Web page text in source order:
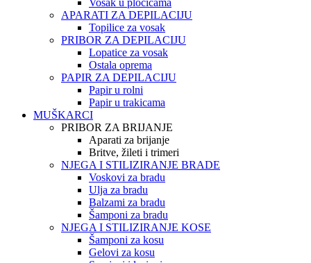
Vosak u pločicama
APARATI ZA DEPILACIJU
Topilice za vosak
PRIBOR ZA DEPILACIJU
Lopatice za vosak
Ostala oprema
PAPIR ZA DEPILACIJU
Papir u rolni
Papir u trakicama
MUŠKARCI
PRIBOR ZA BRIJANJE
Aparati za brijanje
Britve, žileti i trimeri
NJEGA I STILIZIRANJE BRADE
Voskovi za bradu
Ulja za bradu
Balzami za bradu
Šamponi za bradu
NJEGA I STILIZIRANJE KOSE
Šamponi za kosu
Gelovi za kosu